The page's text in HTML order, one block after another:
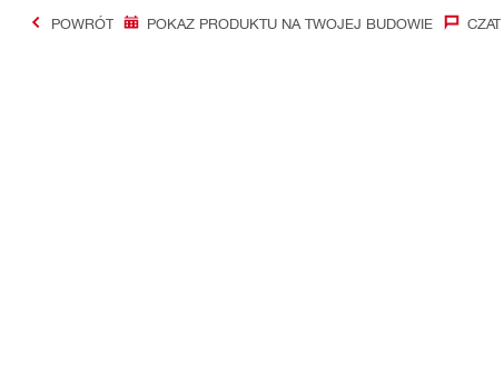
POWRÓT POKAZ PRODUKTU NA TWOJEJ BUDOWIE CZAT